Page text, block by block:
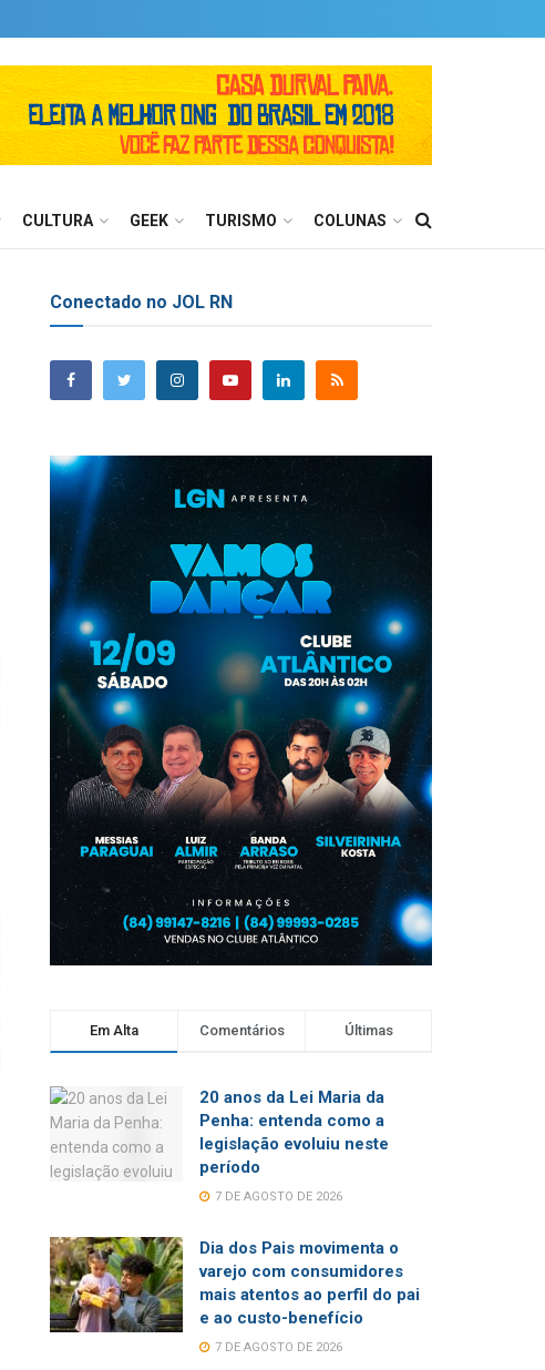
CULTURA GEEK TURISMO COLUNAS
Conectado no JOL RN
Em Alta Comentários Últimas
20 anos da Lei Maria da
Penha: entenda como a
legislação evoluiu neste
período
7 DE AGOSTO DE 2026
Dia dos Pais movimenta o
varejo com consumidores
mais atentos ao perfil do pai
e ao custo-benefício
7 DE AGOSTO DE 2026